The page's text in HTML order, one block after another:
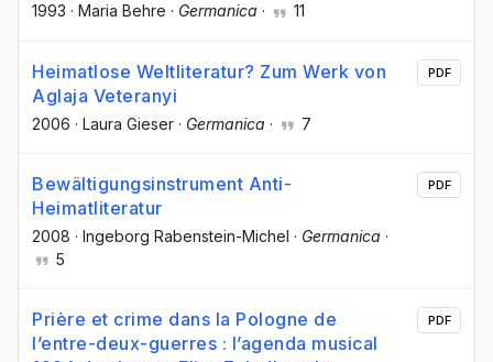
1993 · Maria Behre · Germanica · 11
Heimatlose Weltliteratur? Zum Werk von
Aglaja Veteranyi
2006 · Laura Gieser · Germanica · 7
PDF
Bewältigungsinstrument Anti-
Heimatliteratur
2008 · Ingeborg Rabenstein-Michel · Germanica ·
5
PDF
Prière et crime dans la Pologne de
l’entre-deux-guerres : l’agenda musical
PDF